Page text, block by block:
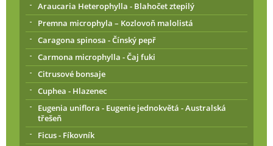
Araucaria Heterophylla - Blahočet ztepilý
Premna microphyla – Kozlovoň malolistá
Caragona spinosa - Čínský pepř
Carmona microphylla - Čaj fuki
Citrusové bonsaje
Cuphea - Hlazenec
Eugenia uniflora - Eugenie jednokvětá - Australská
třešeň
Ficus - Fíkovník